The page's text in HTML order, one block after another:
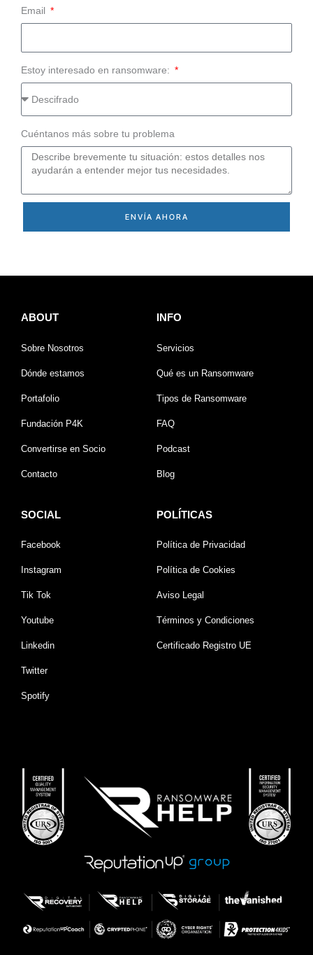
Email
Estoy interesado en ransomware:
Cuéntanos más sobre tu problema
ENVÍA AHORA
ABOUT
Sobre Nosotros
Dónde estamos
Portafolio
Fundación P4K
Convertirse en Socio
Contacto
INFO
Servicios
Qué es un Ransomware
Tipos de Ransomware
FAQ
Podcast
Blog
SOCIAL
Facebook
Instagram
Tik Tok
Youtube
Linkedin
Twitter
Spotify
POLÍTICAS
Política de Privacidad
Política de Cookies
Aviso Legal
Términos y Condiciones
Certificado Registro UE